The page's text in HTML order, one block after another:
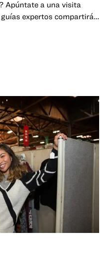
Apúntate a una visita
expertos compartirán
del OMCA.